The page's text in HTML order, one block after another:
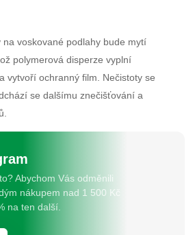
na voskované podlahy bude mytí
polymerová disperze vyplní
vytvoří ochranný film. Nečistoty se
se dalšímu znečišťování a
Abychom Vás odměnili
nákupem nad 1 500 Kč
na ten další.